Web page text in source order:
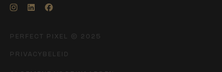
PERFECT PIXEL © 2025
PRIVACYBELEID